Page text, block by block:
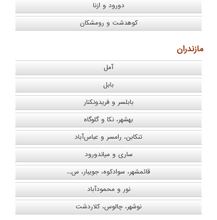
دورود و ازنا
کوهدشت و رومشکان
مازندران
آمل
بابل
بابلسر و فریدونکنار
بهشهر، نکا و گلوگاه
تنکابن، رامسر و عباس‌آباد
ساری و میاندورود
قائمشهر، سوادکوه، جویبار، س...
نور و محمودآباد
نوشهر، چالوس، کلاردشت